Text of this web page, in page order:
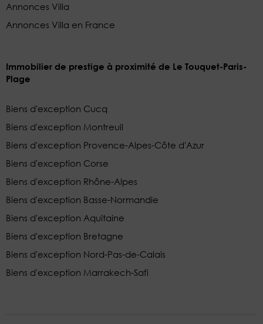
Annonces Villa
Annonces Villa en France
Immobilier de prestige à proximité de Le Touquet-Paris-
Plage
Biens d'exception Cucq
Biens d'exception Montreuil
Biens d'exception Provence-Alpes-Côte d'Azur
Biens d'exception Corse
Biens d'exception Rhône-Alpes
Biens d'exception Basse-Normandie
Biens d'exception Aquitaine
Biens d'exception Bretagne
Biens d'exception Nord-Pas-de-Calais
Biens d'exception Marrakech-Safi